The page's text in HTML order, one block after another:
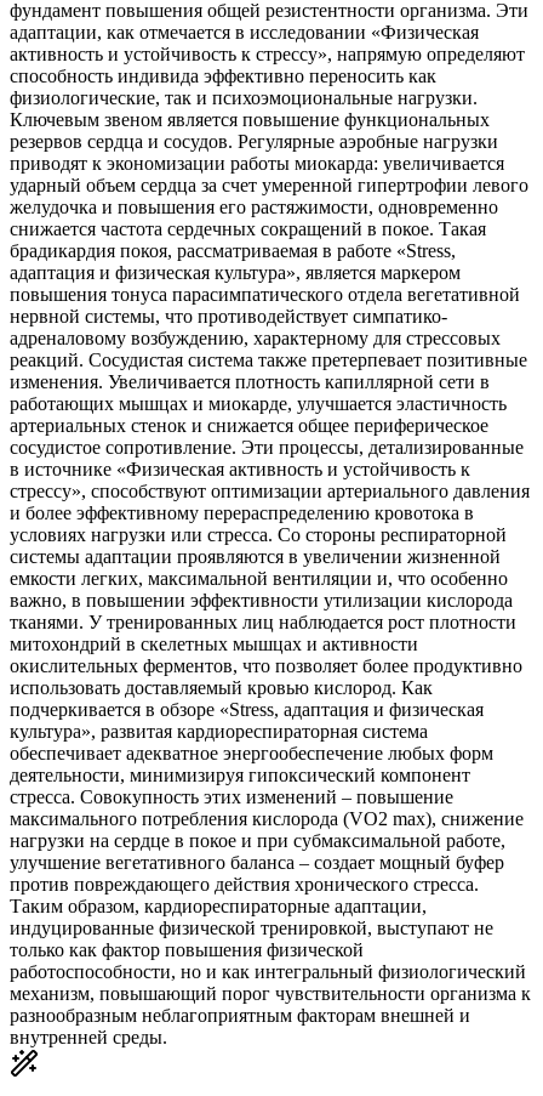
фундамент повышения общей резистентности организма. Эти
адаптации, как отмечается в исследовании «Физическая
активность и устойчивость к стрессу», напрямую определяют
способность индивида эффективно переносить как
физиологические, так и психоэмоциональные нагрузки.
Ключевым звеном является повышение функциональных
резервов сердца и сосудов. Регулярные аэробные нагрузки
приводят к экономизации работы миокарда: увеличивается
ударный объем сердца за счет умеренной гипертрофии левого
желудочка и повышения его растяжимости, одновременно
снижается частота сердечных сокращений в покое. Такая
брадикардия покоя, рассматриваемая в работе «Stress,
адаптация и физическая культура», является маркером
повышения тонуса парасимпатического отдела вегетативной
нервной системы, что противодействует симпатико-
адреналовому возбуждению, характерному для стрессовых
реакций. Сосудистая система также претерпевает позитивные
изменения. Увеличивается плотность капиллярной сети в
работающих мышцах и миокарде, улучшается эластичность
артериальных стенок и снижается общее периферическое
сосудистое сопротивление. Эти процессы, детализированные
в источнике «Физическая активность и устойчивость к
стрессу», способствуют оптимизации артериального давления
и более эффективному перераспределению кровотока в
условиях нагрузки или стресса. Со стороны респираторной
системы адаптации проявляются в увеличении жизненной
емкости легких, максимальной вентиляции и, что особенно
важно, в повышении эффективности утилизации кислорода
тканями. У тренированных лиц наблюдается рост плотности
митохондрий в скелетных мышцах и активности
окислительных ферментов, что позволяет более продуктивно
использовать доставляемый кровью кислород. Как
подчеркивается в обзоре «Stress, адаптация и физическая
культура», развитая кардиореспираторная система
обеспечивает адекватное энергообеспечение любых форм
деятельности, минимизируя гипоксический компонент
стресса. Совокупность этих изменений – повышение
максимального потребления кислорода (VO2 max), снижение
нагрузки на сердце в покое и при субмаксимальной работе,
улучшение вегетативного баланса – создает мощный буфер
против повреждающего действия хронического стресса.
Таким образом, кардиореспираторные адаптации,
индуцированные физической тренировкой, выступают не
только как фактор повышения физической
работоспособности, но и как интегральный физиологический
механизм, повышающий порог чувствительности организма к
разнообразным неблагоприятным факторам внешней и
внутренней среды.